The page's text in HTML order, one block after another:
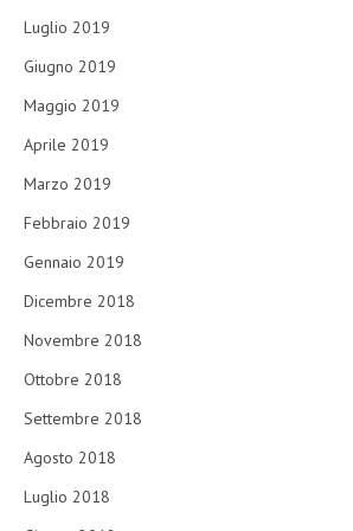
Luglio 2019
Giugno 2019
Maggio 2019
Aprile 2019
Marzo 2019
Febbraio 2019
Gennaio 2019
Dicembre 2018
Novembre 2018
Ottobre 2018
Settembre 2018
Agosto 2018
Luglio 2018